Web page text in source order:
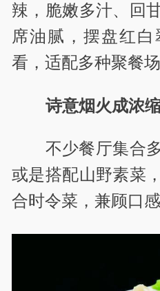
辣，脆嫩多汁、回
席油腻，摆盘红
看，适配多种聚餐场
诗意烟火成浓
不少餐厅集合
或是搭配山野素菜
合时令菜，兼顾口